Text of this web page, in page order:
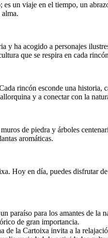
un viaje en el tiempo, un
ha acogido a personajes
que se respira en cada
rincón esconde una
y a conectar con la
de piedra y árboles
aromáticas.
Hoy en día, puedes disfrutar
paraíso para los amantes de la
de gran importancia.
de la Cartoixa invita a la